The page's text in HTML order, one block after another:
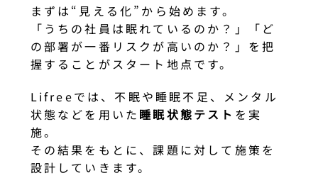
まずは“見える化”から始めます。
「うちの社員は眠れているのか？」「ど
の部署が一番リスクが高いのか？」を把
握することがスタート地点です。
Lifreeでは、不眠や睡眠不足、メンタル
状態などを用いた 睡眠状態テスト を実
施。
その結果をもとに、課題に対して施策を
設計していきます。